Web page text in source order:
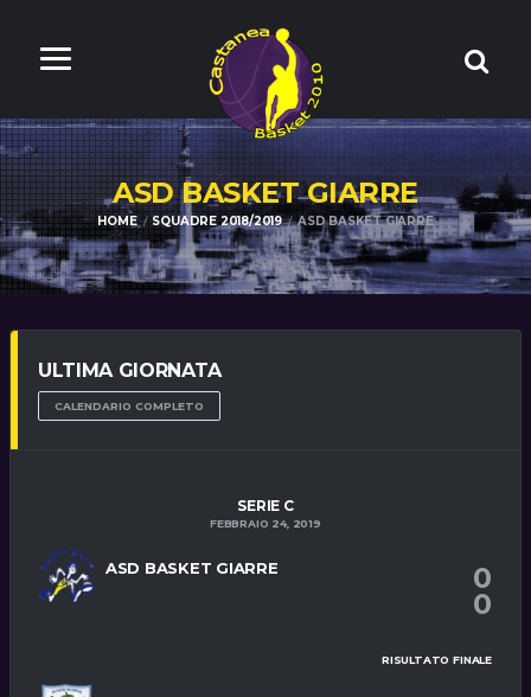
ASD BASKET GIARRE
HOME SQUADRE 2018/2019 ASD BASKET GIARRE
ULTIMA GIORNATA
CALENDARIO COMPLETO
SERIE C
FEBBRAIO 24, 2019
ASD BASKET GIARRE 0
0
RISULTATO FINALE